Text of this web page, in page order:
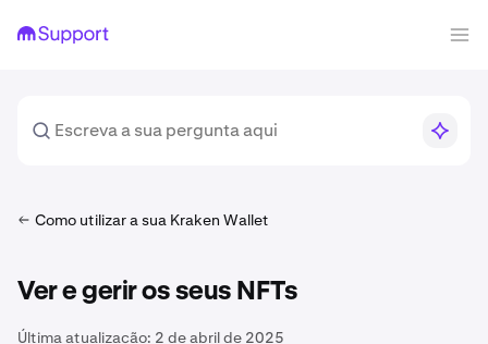
Como utilizar a sua Kraken Wallet
Ver e gerir os seus NFTs
Última atualização: 2 de abril de 2025